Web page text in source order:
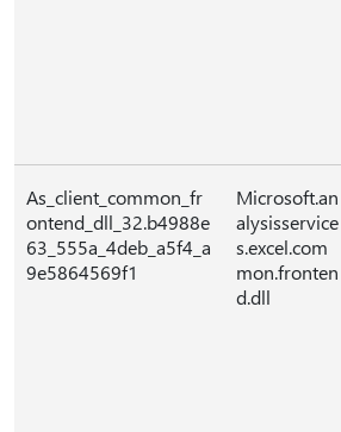
As_client_common_fr
ontend_dll_32.b4988e
63_555a_4deb_a5f4_a
9e5864569f1
Microsoft.an
alysisservice
s.excel.com
mon.fronten
d.dll